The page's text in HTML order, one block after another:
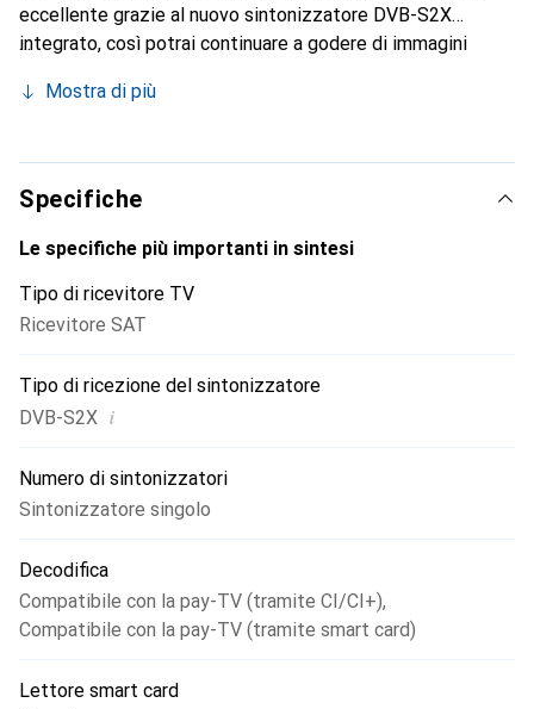
eccellente grazie al nuovo sintonizzatore DVB-S2X
integrato, così potrai continuare a godere di immagini
buon film o la tua serie preferita e goditi immagini
Mostra di più
Specifiche
Le specifiche più importanti in sintesi
Tipo di ricevitore TV
Ricevitore SAT
Tipo di ricezione del sintonizzatore
DVB-S2X i
Numero di sintonizzatori
Sintonizzatore singolo
Decodifica
Compatibile con la pay-TV (tramite CI/CI+),
Compatibile con la pay-TV (tramite smart card)
Lettore smart card